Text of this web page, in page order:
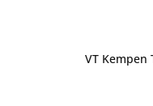
VT Kempen